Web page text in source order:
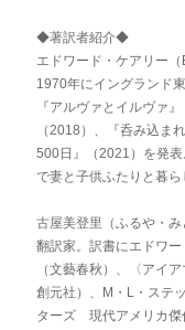
◆著訳者紹介◆
エドワード・ケアリー（
1970年にイングランド
『アルヴァとイルヴァ
（2018）、『呑み込ま
500日』（2021）を発
で妻と子供ふたりと暮
古屋美登里（ふるや・み
翻訳家。訳書にエドワ
（文藝春秋）、〈アイ
創元社）、M・L・ステ
ターズ 現代アメリカ傑